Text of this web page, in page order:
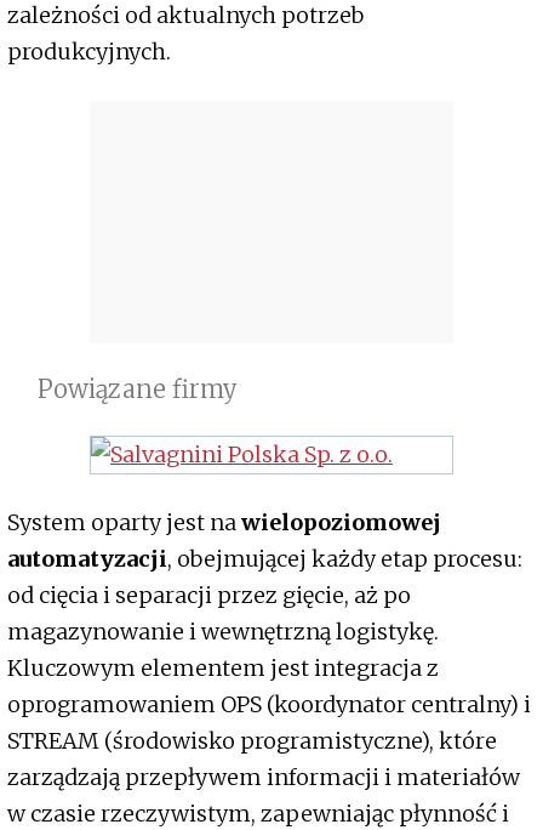
zależności od aktualnych potrzeb
produkcyjnych.
Powiązane firmy
System oparty jest nawielopoziomowej
automatyzacji, obejmującej każdy etap procesu:
od cięcia i separacji przez gięcie, aż po
magazynowanie i wewnętrzną logistykę.
Kluczowym elementem jest integracja z
oprogramowaniem OPS (koordynator centralny) i
STREAM (środowisko programistyczne), które
zarządzają przepływem informacji i materiałów
w czasie rzeczywistym, zapewniając płynność i